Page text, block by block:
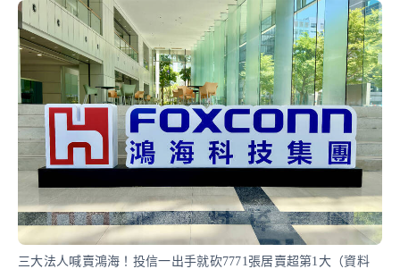
三大法人喊賣鴻海！投信一出手就砍7771張居賣超第1大（資料